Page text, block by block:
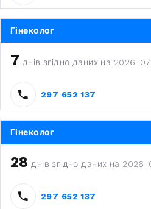
Гінеколог
7 днів згідно даних на 2026-
297 652 137
Гінеколог
28 днів згідно даних на 2026-
297 652 137